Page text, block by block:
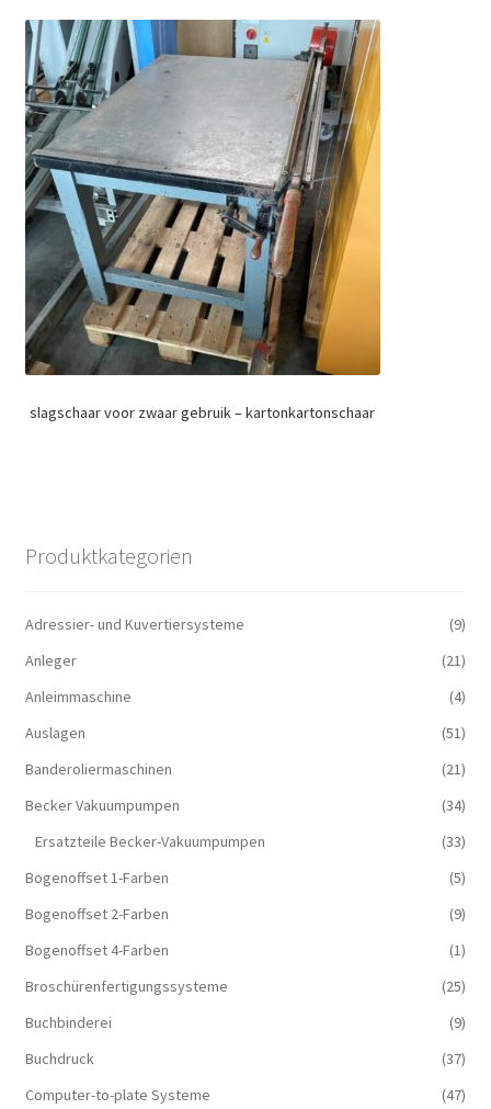
slagschaar voor zwaar gebruik – kartonkartonschaar
Produktkategorien
Adressier- und Kuvertiersysteme
(9)
Anleger
(21)
Anleimmaschine
(4)
Auslagen
(51)
Banderoliermaschinen
(21)
Becker Vakuumpumpen
(34)
Ersatzteile Becker-Vakuumpumpen
(33)
Bogenoffset 1-Farben
(5)
Bogenoffset 2-Farben
(9)
Bogenoffset 4-Farben
(1)
Broschürenfertigungssysteme
(25)
Buchbinderei
(9)
Buchdruck
(37)
Computer-to-plate Systeme
(47)